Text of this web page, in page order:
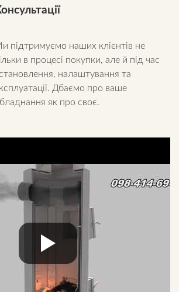
підтримуємо наших клієнтів не
в процесі покупки, але й під час
налаштування та
Дбаємо про ваше
як про своє.